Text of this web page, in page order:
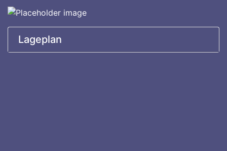
Lageplan